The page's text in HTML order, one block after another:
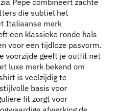
Pepe combineert zachte
die subtiel het
Italiaanse merk
een klassieke ronde hals
voor een tijdloze pasvorm.
voorzijde geeft je outfit net
luxe merk bekend om
is veelzijdig te
basis voor
fit zorgt voor